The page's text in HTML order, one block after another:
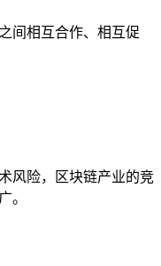
间相互合作、相互促
风险，区块链产业的竞
。